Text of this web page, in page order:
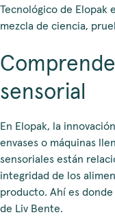
Tecnológico de Elopak
mezcla de ciencia,
sensorial
En Elopak, la
envases o máquinas
sensoriales están
integridad de los
producto. Ahí es
de Liv Bente.